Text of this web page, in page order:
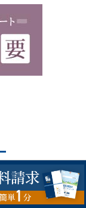
を開催しまし